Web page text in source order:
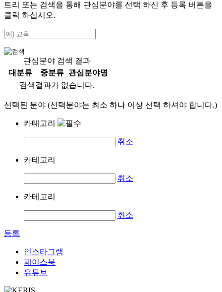
트리 또는 검색을 통해 관심분야를 선택 하신 후 등록 버튼을
클릭 하십시오.
관심분야 검색 결과
대분류
중분류
관심분야명
검색결과가 없습니다.
선택된 분야 (선택분야는 최소 하나 이상 선택 하셔야 합니다.)
카테고리
취소
카테고리
취소
카테고리
취소
등록
인스타그램
페이스북
유튜브